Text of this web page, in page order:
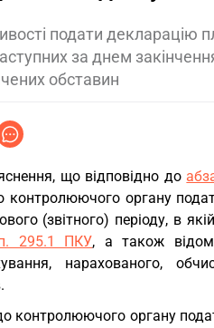
подати декларацію
за днем
обставин
що відповідно до
контролюючого органу
(звітного) періоду, в
295.1 ПКУ, а також
нарахованого,
контролюючого органу